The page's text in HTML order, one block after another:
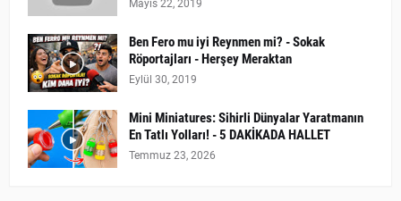
Mayıs 22, 2019
Ben Fero mu iyi Reynmen mi? - Sokak
Röportajları - Herşey Meraktan
Eylül 30, 2019
Mini Miniatures: Sihirli Dünyalar Yaratmanın
En Tatlı Yolları! - 5 DAKİKADA HALLET
Temmuz 23, 2026